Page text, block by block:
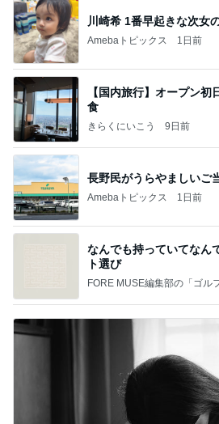
川崎希 1番早起きな次女
Amebaトピックス 1日前
【国内旅行】オープン
食
きらくにいこう 9日前
長野民がうらやましいご
Amebaトピックス 1日前
なんでも持っていてなん
ト選び
FORE MUSE編集部の「ゴル